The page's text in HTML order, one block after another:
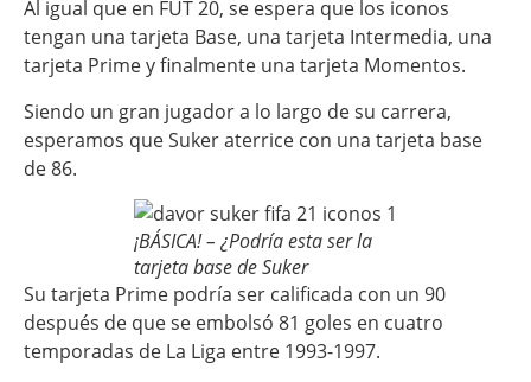
Al igual que en FUT 20, se espera que los iconos
tengan una tarjeta Base, una tarjeta Intermedia, una
tarjeta Prime y finalmente una tarjeta Momentos.
Siendo un gran jugador a lo largo de su carrera,
esperamos que Suker aterrice con una tarjeta base
de 86.
¡BÁSICA! – ¿Podría esta ser la
tarjeta base de Suker
Su tarjeta Prime podría ser calificada con un 90
después de que se embolsó 81 goles en cuatro
temporadas de La Liga entre 1993-1997.